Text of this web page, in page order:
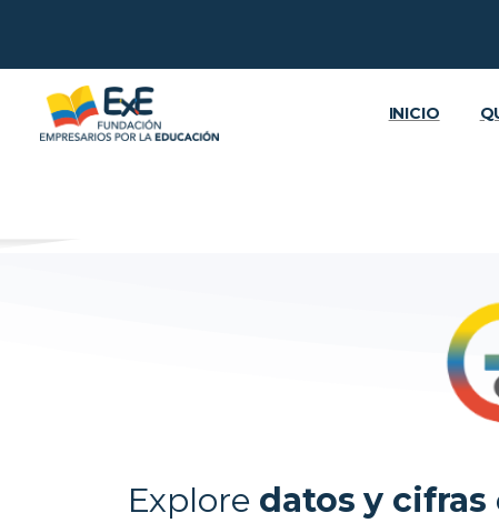
INICIO
Explore datos y cifras